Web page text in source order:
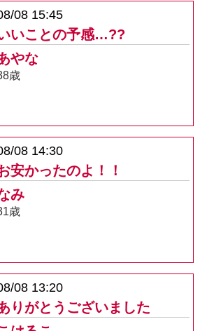
倶楽部！
08 15:45
いことの予感…??
やな
歳
08 14:30
安かったのよ！！
み
歳
08 13:20
りがとうございました